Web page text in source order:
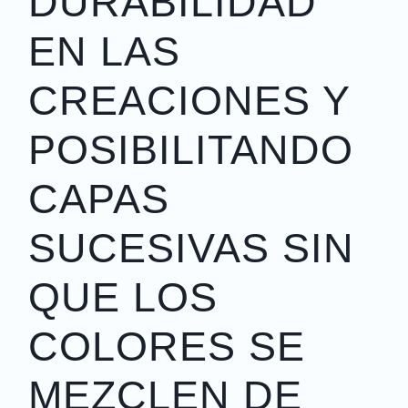
EN LAS
CREACIONES Y
POSIBILITANDO
CAPAS
SUCESIVAS SIN
QUE LOS
COLORES SE
MEZCLEN DE